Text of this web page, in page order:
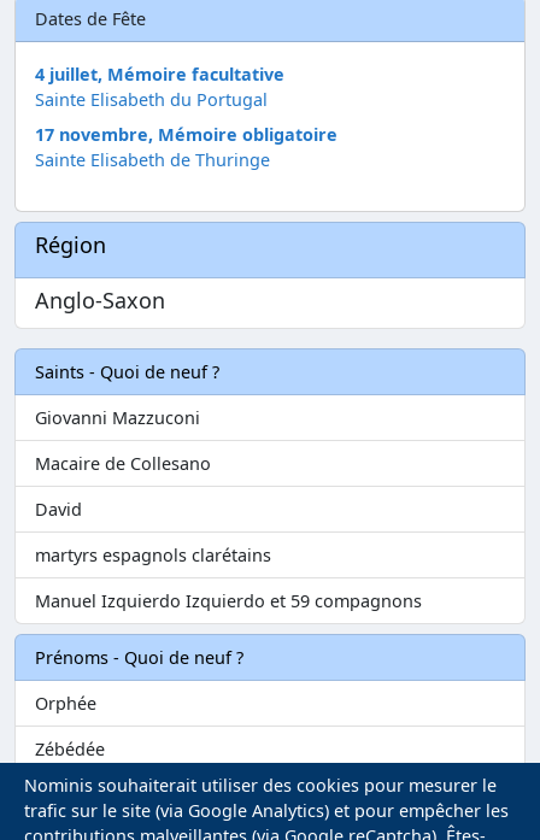
Dates de Fête
4 juillet, Mémoire facultative
Sainte Elisabeth du Portugal
17 novembre, Mémoire obligatoire
Sainte Elisabeth de Thuringe
Région
Anglo-Saxon
Saints - Quoi de neuf ?
Giovanni Mazzuconi
Macaire de Collesano
David
martyrs espagnols clarétains
Manuel Izquierdo Izquierdo et 59 compagnons
Prénoms - Quoi de neuf ?
Orphée
Zébédée
Melvil
Nominis souhaiterait utiliser des cookies pour mesurer le
trafic sur le site (via Google Analytics) et pour empêcher les